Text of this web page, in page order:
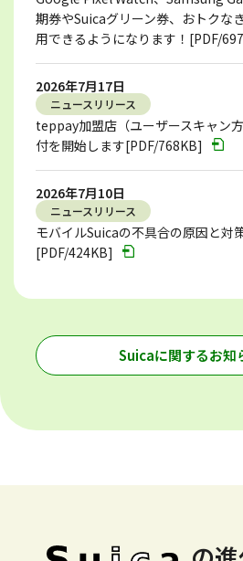
期券やSuicaグリーン券、おトクな
用できるようになります！[PDF/
2026年7月17日
ニュースリリース
teppay加盟店（ユーザースキャン
付を開始します[PDF/768KB]
2026年7月10日
ニュースリリース
モバイルSuicaの不具合の原因と対
[PDF/424KB]
Suicaに関するお知